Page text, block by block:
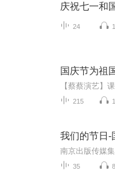
庆祝七一和
24
国庆节为祖
215
我们的节日-
35